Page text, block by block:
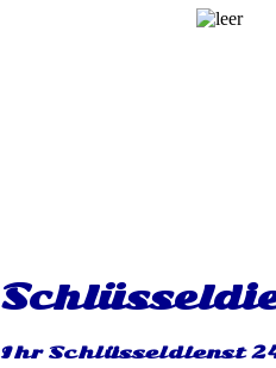
Ihr Schlüsseldienst